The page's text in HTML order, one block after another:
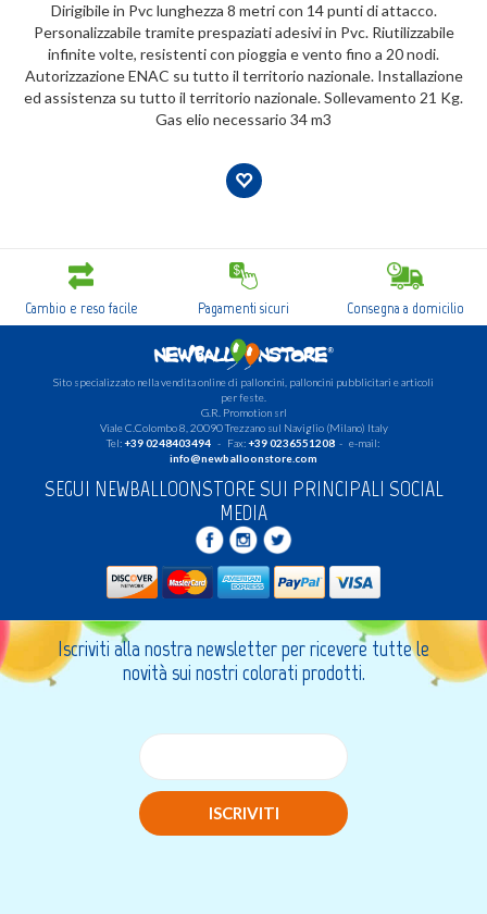
Dirigibile in Pvc lunghezza 8 metri con 14 punti di attacco.
Personalizzabile tramite prespaziati adesivi in Pvc. Riutilizzabile
infinite volte, resistenti con pioggia e vento fino a 20 nodi.
Autorizzazione ENAC su tutto il territorio nazionale. Installazione
ed assistenza su tutto il territorio nazionale. Sollevamento 21 Kg.
Gas elio necessario 34 m3
Cambio e reso facile Pagamenti sicuri Consegna a domicilio
Sito specializzato nella vendita online di palloncini, palloncini pubblicitari e articoli
per feste.
G.R. Promotion srl
Viale C.Colombo 8, 20090 Trezzano sul Naviglio (Milano) Italy
Tel:+39 0248403494- Fax:+39 0236551208- e-mail:
info@newballoonstore.com
SEGUI NEWBALLOONSTORE SUI PRINCIPALI SOCIAL
MEDIA
Iscriviti alla nostra newsletter per ricevere tutte le
novità sui nostri colorati prodotti.
ISCRIVITI